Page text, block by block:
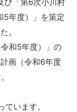
び「第6次小川村
年度）」を策定
。
和5年度）」の
画（令和6年度
います。